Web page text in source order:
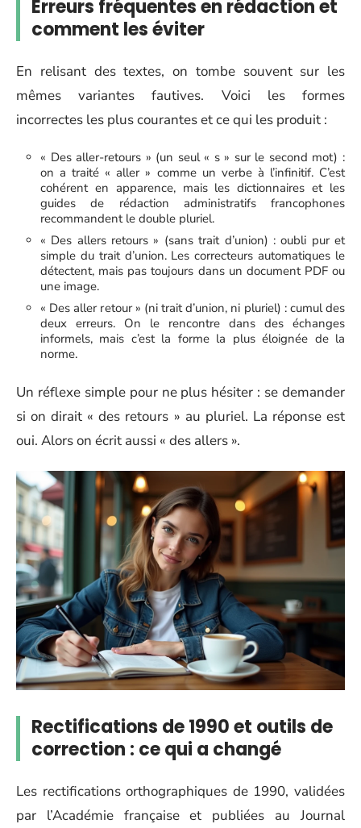
Erreurs fréquentes en rédaction et
comment les éviter
En relisant des textes, on tombe souvent sur les
mêmes variantes fautives. Voici les formes
incorrectes les plus courantes et ce qui les produit :
« Des aller-retours » (un seul « s » sur le second mot) :
on a traité « aller » comme un verbe à l’infinitif. C’est
cohérent en apparence, mais les dictionnaires et les
guides de rédaction administratifs francophones
recommandent le double pluriel.
« Des allers retours » (sans trait d’union) : oubli pur et
simple du trait d’union. Les correcteurs automatiques le
détectent, mais pas toujours dans un document PDF ou
une image.
« Des aller retour » (ni trait d’union, ni pluriel) : cumul des
deux erreurs. On le rencontre dans des échanges
informels, mais c’est la forme la plus éloignée de la
norme.
Un réflexe simple pour ne plus hésiter : se demander
si on dirait « des retours » au pluriel. La réponse est
oui. Alors on écrit aussi « des allers ».
Rectifications de 1990 et outils de
correction : ce qui a changé
Les rectifications orthographiques de 1990, validées
par l’Académie française et publiées au Journal